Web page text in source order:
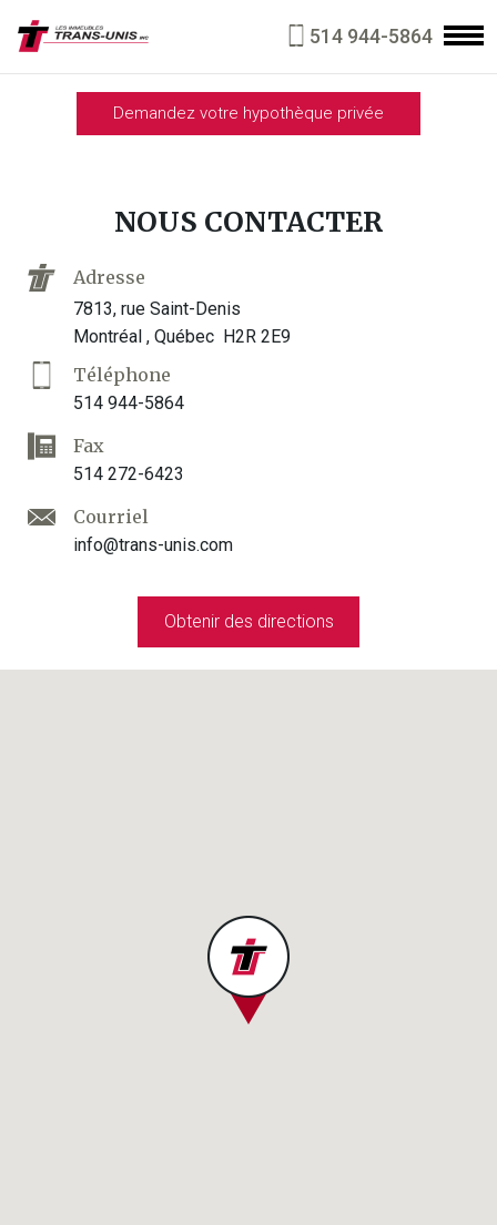
514 944-5864
Demandez votre hypothèque privée
DOCUMENTS REQUIS
CALCULATEUR D'HYPOTHÈQUE
NOUS JOINDRE
NOUS CONTACTER
Adresse
7813, rue Saint-Denis
Montréal , Québec H2R 2E9
Courriel
info@trans-unis.com
Téléphone
514 944-5864
Fax
514 272-6423
Obtenir des directions